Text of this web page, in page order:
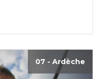
07 - Ardèche